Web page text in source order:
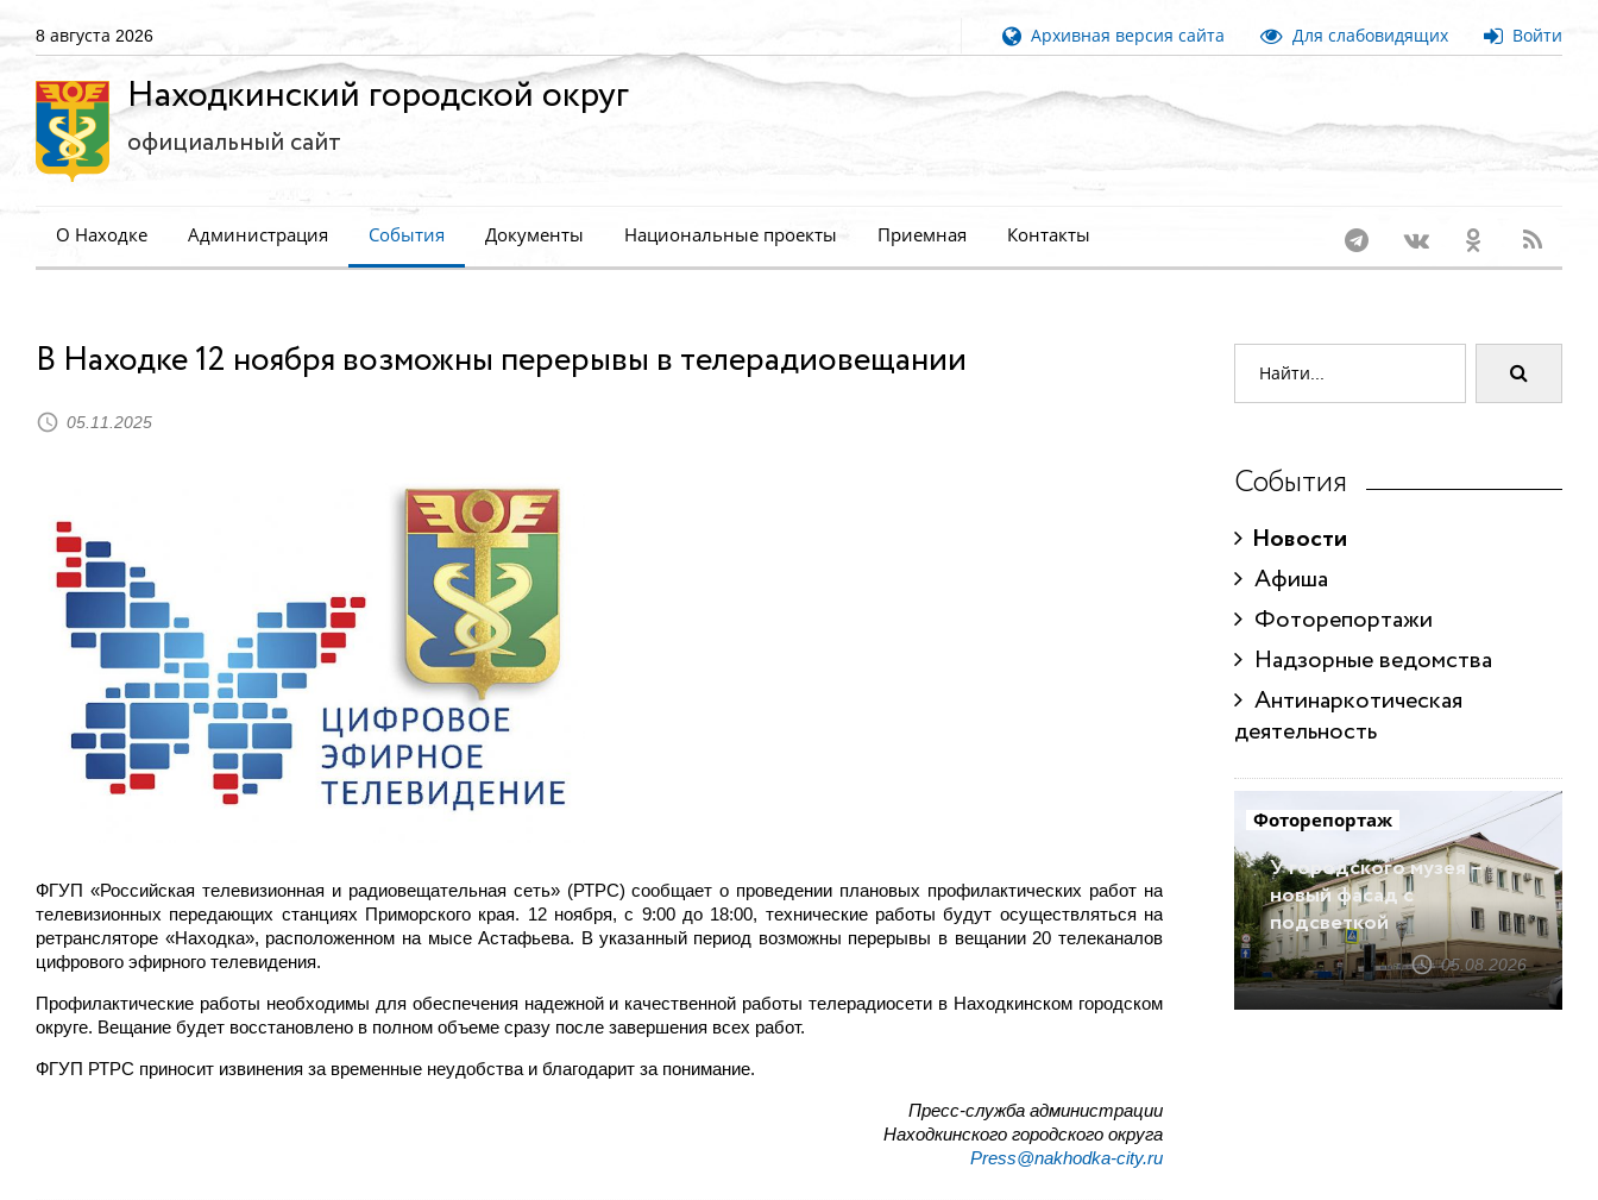
8 августа 2026 Архивная версия сайта Для слабовидящих Войти
Находкинский городской округ
официальный сайт
О Находке Администрация События Документы Национальные проекты Приемная Контакты
В Находке 12 ноября возможны перерывы в телерадиовещании
05.11.2025
ФГУП «Российская телевизионная и радиовещательная сеть» (РТРС) сообщает о проведении плановых профилактических работ на
телевизионных передающих станциях Приморского края. 12 ноября, с 9:00 до 18:00, технические работы будут осуществляться на
ретрансляторе «Находка», расположенном на мысе Астафьева. В указанный период возможны перерывы в вещании 20 телеканалов
цифрового эфирного телевидения.
Профилактические работы необходимы для обеспечения надежной и качественной работы телерадиосети в Находкинском городском
округе. Вещание будет восстановлено в полном объеме сразу после завершения всех работ.
ФГУП РТРС приносит извинения за временные неудобства и благодарит за понимание.
Пресс-служба администрации
Находкинского городского округа
Press@nakhodka-city.ru
События
Новости
Афиша
Фоторепортажи
Надзорные ведомства
Антинаркотическая
деятельность
Фоторепортаж
У городского музея –
новый фасад с
подсветкой
05.08.2026